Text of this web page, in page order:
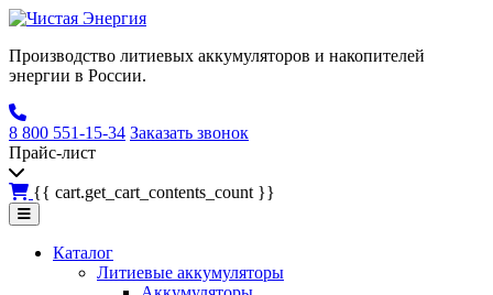
Производство литиевых аккумуляторов и накопителей
энергии в России.
8 800 551-15-34 Заказать звонок
Прайс-лист
{{ cart.get_cart_contents_count }}
Каталог
Литиевые аккумуляторы